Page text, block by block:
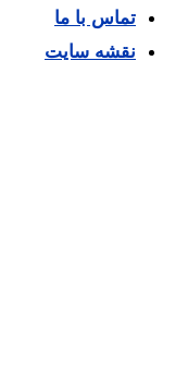
تماس با ما
نقشه سایت